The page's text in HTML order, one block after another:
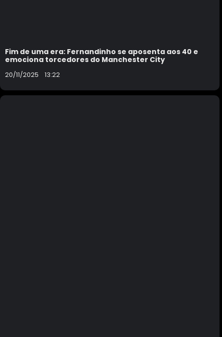
Fim de uma era: Fernandinho se aposenta aos 40 e
emociona torcedores do Manchester City
20/11/2025 13:22